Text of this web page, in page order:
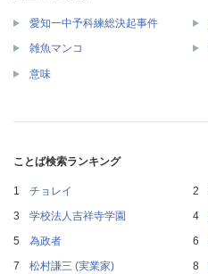
愛知一中予科練総決起事件
雑魚マンコ
意味
ことば検索ランキング
チョレイ
学校法人吉祥寺学園
為政者
松村謙三 (実業家)